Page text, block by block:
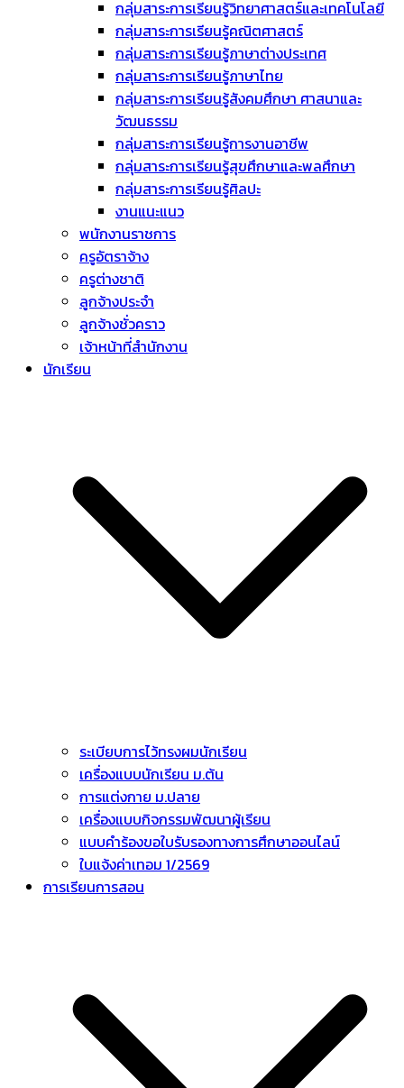
กลุ่มสาระการเรียนรู้วิทยาศาสตร์และเทคโนโลยี
กลุ่มสาระการเรียนรู้คณิตศาสตร์
กลุ่มสาระการเรียนรู้ภาษาต่างประเทศ
กลุ่มสาระการเรียนรู้ภาษาไทย
กลุ่มสาระการเรียนรู้สังคมศึกษา ศาสนาและ
วัฒนธรรม
กลุ่มสาระการเรียนรู้การงานอาชีพ
กลุ่มสาระการเรียนรู้สุขศึกษาและพลศึกษา
กลุ่มสาระการเรียนรู้ศิลปะ
งานแนะแนว
พนักงานราชการ
ครูอัตราจ้าง
ครูต่างชาติ
ลูกจ้างประจำ
ลูกจ้างชั่วคราว
เจ้าหน้าที่สำนักงาน
นักเรียน
ระเบียบการไว้ทรงผมนักเรียน
เครื่องแบบนักเรียน ม.ต้น
การแต่งกาย ม.ปลาย
เครื่องแบบกิจกรรมพัฒนาผู้เรียน
แบบคำร้องขอใบรับรองทางการศึกษาออนไลน์
ใบแจ้งค่าเทอม 1/2569
การเรียนการสอน